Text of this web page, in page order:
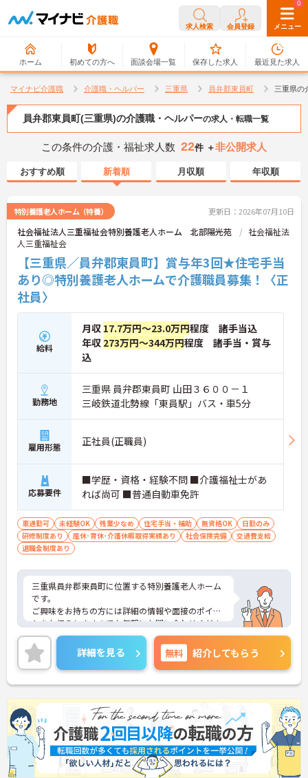
求人検索 会員登録 メニュー
ホーム 初めての方へ 面談会場一覧
0
保存した求人
0
最近見た求人
マイナビ介護職 介護職・ヘルパー 三重県 員弁郡東員町 三重県の
員弁郡東員町(三重県)の介護職・ヘルパーの求人・転職一覧
この条件の介護・福祉求人数 22件 ＋非公開求人
おすすめ順 新着順 月収順 年収順
特別養護老人ホーム（特養） 更新日：2026年07月10日
社会福祉法人三重福祉会特別養護老人ホーム 北部陽光苑
社会福祉法
人三重福祉会
【三重県／員弁郡東員町】賞与年3回★住宅手当
あり◎特別養護老人ホームで介護職員募集！〈正
社員〉
給料
月収 17.7万円～23.0万円程度 諸手当込
年収 273万円～344万円程度 諸手当・賞与
込
勤務地
三重県 員弁郡東員町 山田３６００－１
三岐鉄道北勢線「東員駅」バス・車5分
雇用形態 正社員(正職員)
応募要件
■学歴・資格・経験不問 ■介護福祉士があ
れば尚可 ■普通自動車免許
車通勤可 未経験OK 残業少なめ 住宅手当・補助 無資格OK
日勤のみ
研修制度あり
産休･育休･介護休暇取得実績あり 社会保険完備
交通費支給
退職金制度あり
三重県員弁郡東員町に位置する特別養護老人ホーム
です。
ご興味をお持ちの方には詳細の情報や面接のポイン
トをお伝えしますのでお気軽にお問い合わせくださ
いませ。
詳細を見る 無料 紹介してもらう